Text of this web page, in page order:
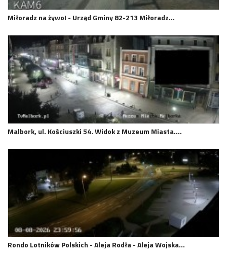
Miłoradz na żywo! - Urząd Gminy 82-213 Miłoradz…
Malbork, ul. Kościuszki 54. Widok z Muzeum Miasta.…
Rondo Lotników Polskich - Aleja Rodła - Aleja Wojska…